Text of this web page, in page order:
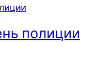
полиции